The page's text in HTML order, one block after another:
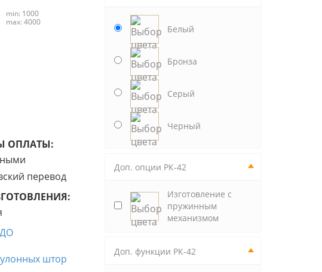
Белый
Бронза
Серый
Черный
Доп. опции РК-42
Изготовление с
пружинным
механизмом
Доп. функции РК-42
min: 1000
max: 4000
ОПЛАТЫ:
перевод